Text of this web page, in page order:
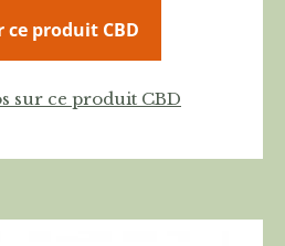
ce produit CBD
sur ce produit CBD